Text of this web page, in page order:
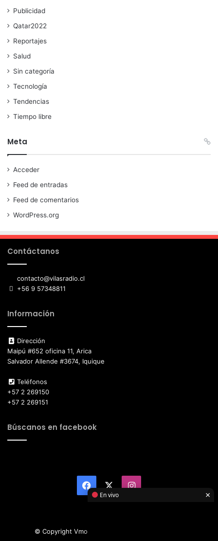
Publicidad
Qatar2022
Reportajes
Salud
Sin categoría
Tecnología
Tendencias
Tiempo libre
Meta
Acceder
Feed de entradas
Feed de comentarios
WordPress.org
Contáctanos
contacto@vilasradio.cl
+56 9 57348811
Información
Dirección
Maipú #652 oficina 11, Arica
Salvador Allende #3674, Iquique
Teléfonos
+57 2 269150
+57 2 269151
Búscanos en facebook
Facebook Instagram
© Copyright Vmotor TI 2026, All Rights Reserved
En vivo ×